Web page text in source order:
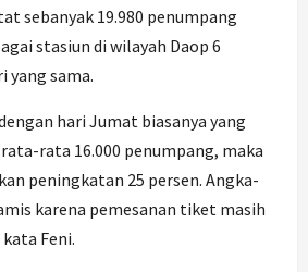
sebanyak 19.980 penumpang
stasiun di wilayah Daop 6
yang sama.
hari Jumat biasanya yang
rata 16.000 penumpang, maka
peningkatan 25 persen. Angka-
karena pemesanan tiket masih
Feni.